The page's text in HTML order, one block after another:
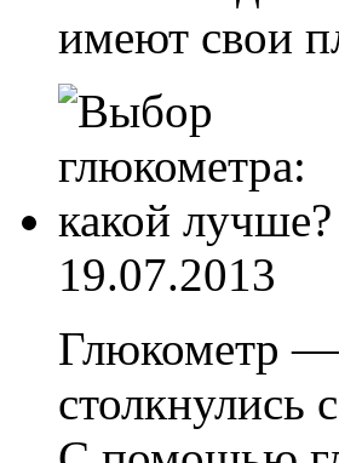
имеют свои
19.07.2013
Глюкометр —
столкнулись